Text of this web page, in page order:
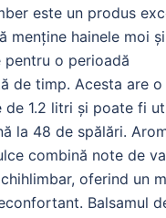
este un produs
menține hainele moi și
pentru o perioadă
de timp. Acesta are o
de 1.2 litri și poate fi
la 48 de spălări.
combină note de
oferind un
Balsamul